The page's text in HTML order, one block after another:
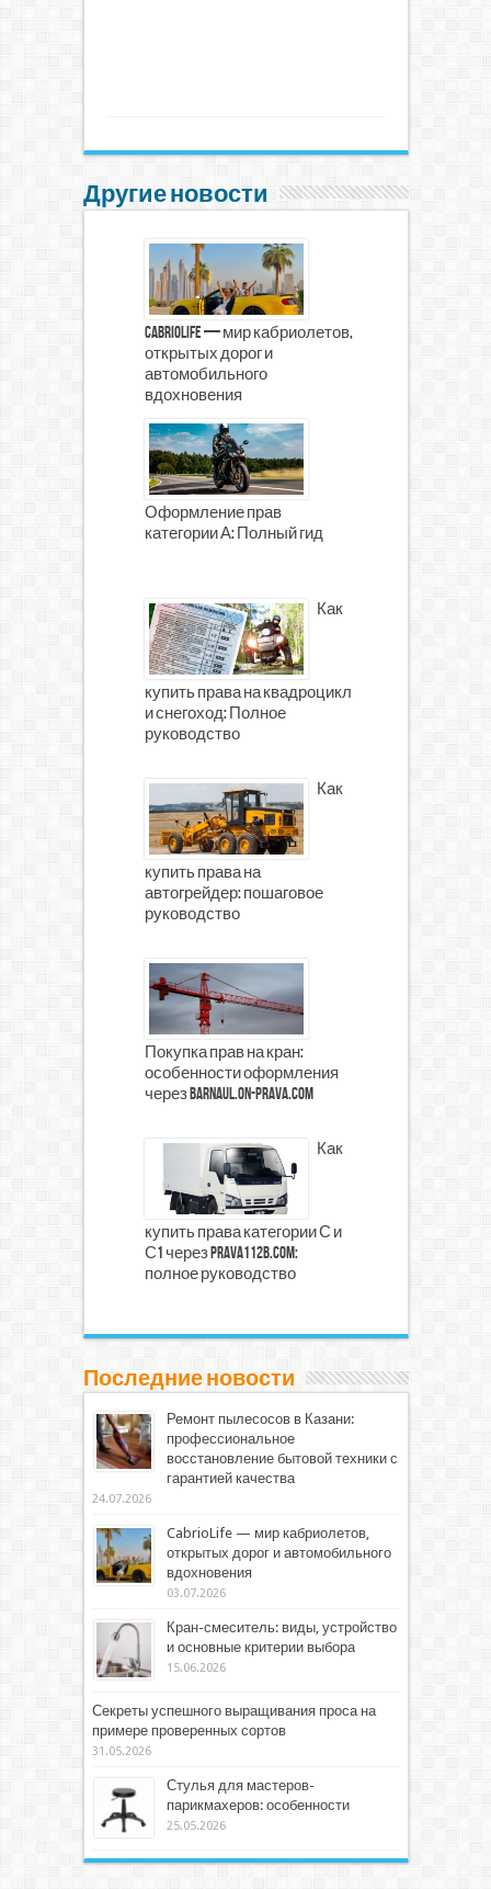
Другие новости
CabrioLife — мир кабриолетов,
открытых дорог и
автомобильного
вдохновения
Оформление прав
категории А: Полный гид
Как
купить права на квадроцикл
и снегоход: Полное
руководство
Как
купить права на
автогрейдер: пошаговое
руководство
Покупка прав на кран:
особенности оформления
через barnaul.on-prava.com
Как
купить права категории С и
С1 через prava112b.com:
полное руководство
Последние новости
Ремонт пылесосов в Казани:
профессиональное
восстановление бытовой техники с
гарантией качества
24.07.2026
CabrioLife — мир кабриолетов,
открытых дорог и автомобильного
вдохновения
03.07.2026
Кран-смеситель: виды, устройство
и основные критерии выбора
15.06.2026
Секреты успешного выращивания проса на
примере проверенных сортов
31.05.2026
Стулья для мастеров-
парикмахеров: особенности
25.05.2026